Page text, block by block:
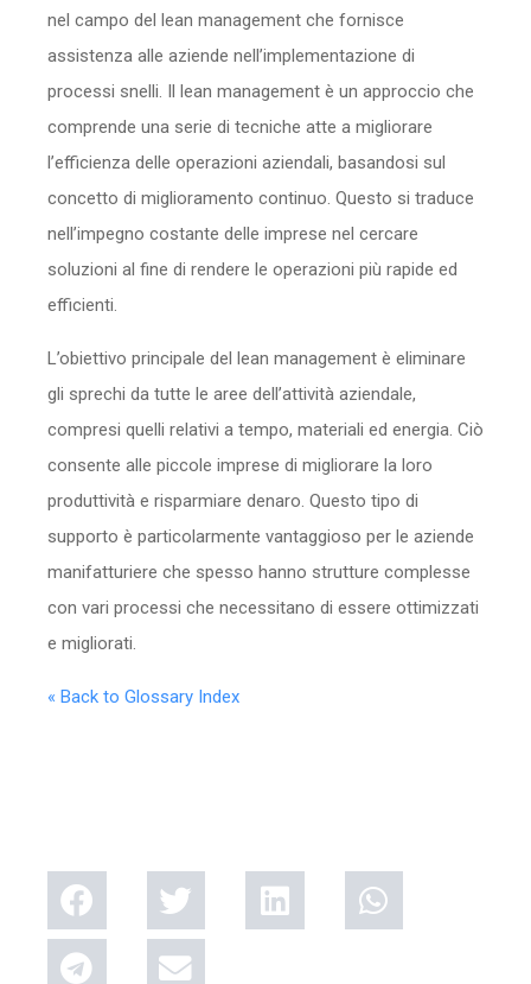
Servizi
nel campo del lean management che fornisce
assistenza alle aziende nell’implementazione di
processi snelli. Il lean management è un approccio che
comprende una serie di tecniche atte a migliorare
l’efficienza delle operazioni aziendali, basandosi sul
concetto di miglioramento continuo. Questo si traduce
nell’impegno costante delle imprese nel cercare
soluzioni al fine di rendere le operazioni più rapide ed
efficienti.
L’obiettivo principale del lean management è eliminare
gli sprechi da tutte le aree dell’attività aziendale,
compresi quelli relativi a tempo, materiali ed energia. Ciò
consente alle piccole imprese di migliorare la loro
produttività e risparmiare denaro. Questo tipo di
supporto è particolarmente vantaggioso per le aziende
manifatturiere che spesso hanno strutture complesse
con vari processi che necessitano di essere ottimizzati
e migliorati.
« Back to Glossary Index